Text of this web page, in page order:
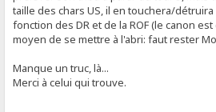
taille des chars US, il en touchera/détruira
fonction des DR et de la ROF (le canon
moyen de se mettre à l'abri: faut rester
Manque un truc, là...
Merci à celui qui trouve.